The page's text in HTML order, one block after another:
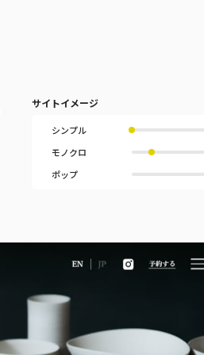
サイトイメージ
シンプル
モノクロ
ポップ